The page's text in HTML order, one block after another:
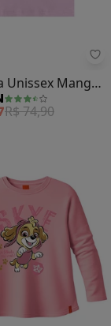
Menina em Meia
Unissex Manga
Lisa (Rosa)
R$ 74,90